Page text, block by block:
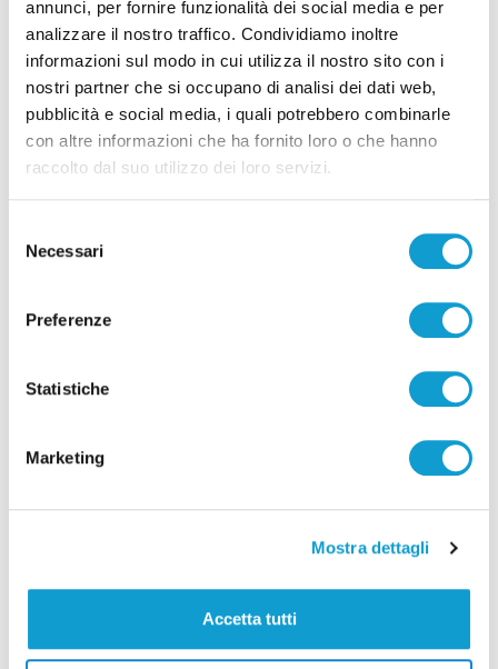
annunci, per fornire funzionalità dei social media e per
analizzare il nostro traffico. Condividiamo inoltre
informazioni sul modo in cui utilizza il nostro sito con i
nostri partner che si occupano di analisi dei dati web,
pubblicità e social media, i quali potrebbero combinarle
con altre informazioni che ha fornito loro o che hanno
raccolto dal suo utilizzo dei loro servizi.
delNecessari
Preferenze
Statistiche
Marketing
Mostra dettagli
Accetta tutti
Pubblicità